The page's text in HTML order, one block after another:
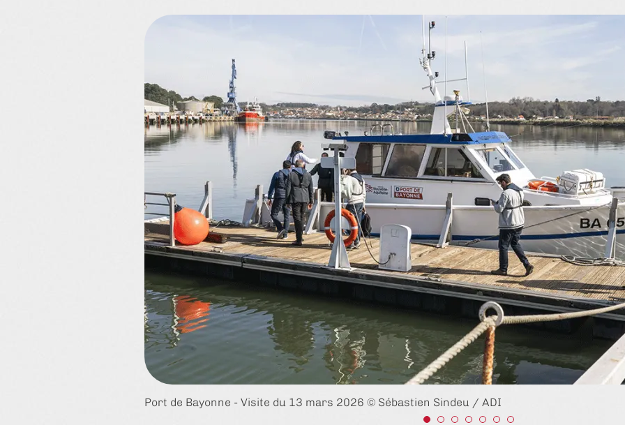
Port de Bayonne - Visite du 13 mars 2026 © Sébastien Sindeu / ADI